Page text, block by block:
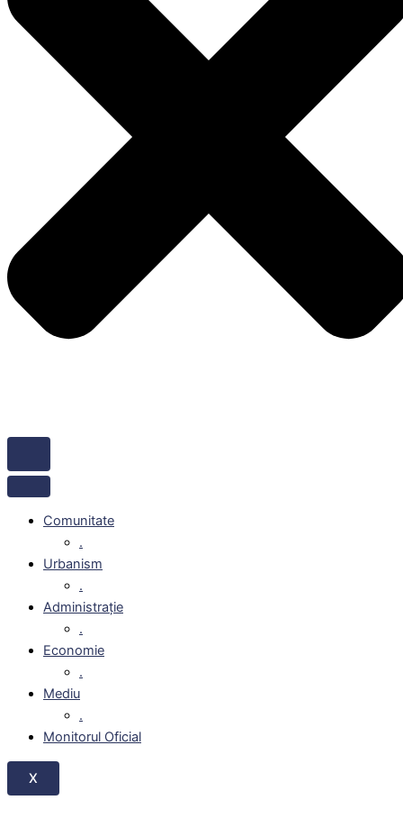
Comunitate
.
Urbanism
.
Administrație
.
Economie
.
Mediu
.
Monitorul Oficial
X